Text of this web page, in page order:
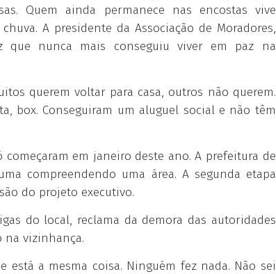
Quem ainda permanece nas encostas vive
A presidente da Associação de Moradores,
que nunca mais conseguiu viver em paz na
querem voltar para casa, outros não querem.
box. Conseguiram um aluguel social e não têm
em janeiro deste ano. A prefeitura de
compreendendo uma área. A segunda etapa
do projeto executivo.
do local, reclama da demora das autoridades
na vizinhança.
está a mesma coisa. Ninguém fez nada. Não sei